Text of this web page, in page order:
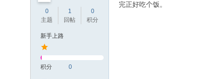
0
主题
1
回帖
0
积分
新手上路
积分 0
完正好吃个饭。